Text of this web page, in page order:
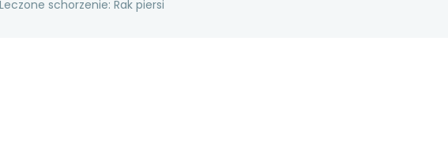
Leczone schorzenie: Rak piersi